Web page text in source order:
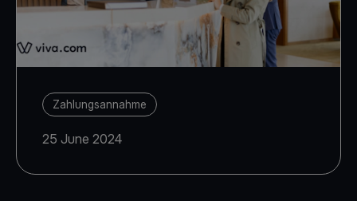
Zahlungsannahme
25 June 2024